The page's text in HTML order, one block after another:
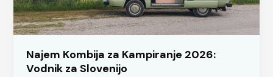
Najem Kombija za Kampiranje 2026:
Vodnik za Slovenijo